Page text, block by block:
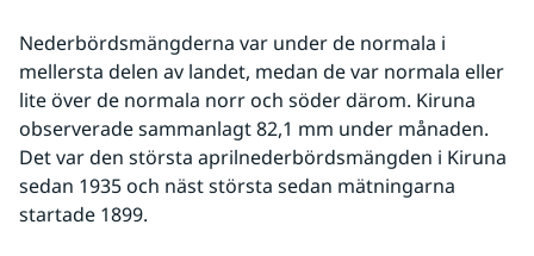
Nederbördsmängderna var under de normala i
mellersta delen av landet, medan de var normala eller
lite över de normala norr och söder därom. Kiruna
observerade sammanlagt 82,1 mm under månaden.
Det var den största aprilnederbördsmängden i Kiruna
sedan 1935 och näst största sedan mätningarna
startade 1899.